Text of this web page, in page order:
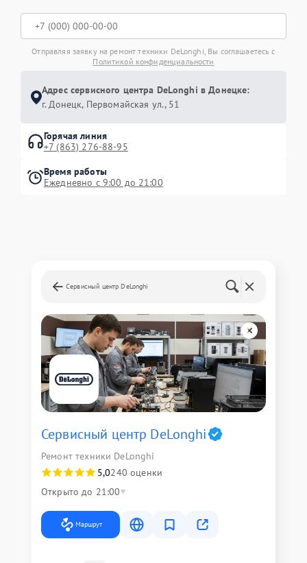
Отправляя заявку на ремонт техники DeLonghi, Вы соглашаетесь с
Политикой конфиденциальности
Адрес сервисного центра DeLonghi в Донецке:
г. Донецк, Первомайская ул., 51
Горячая линия
+7 (863) 276-88-95
Время работы
Ежедневно с 9:00 до 21:00
Сервисный центр DeLonghi
Сервисный центр DeLonghi
Ремонт техники DeLonghi
5,0240 оценки
Открыто до 21:00
Маршрут